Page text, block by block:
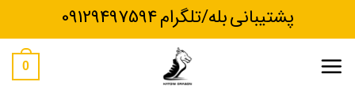
پشتیبانی بله/تلگرام 09129497594
0